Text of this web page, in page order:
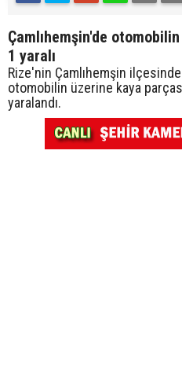
Çamlıhemşin'de
1 yaralı
Rize'nin Çamlıhemşin
otomobilin üzerine kaya
yaralandı.